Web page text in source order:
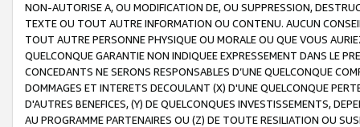
NON-AUTORISE A, OU MODIFICATION DE, OU SUPPRESSION,
TEXTE OU TOUT AUTRE INFORMATION OU CONTENU. AUCUN
TOUT AUTRE PERSONNE PHYSIQUE OU MORALE OU QUE VOUS
QUELCONQUE GARANTIE NON INDIQUEE EXPRESSEMENT DANS LE
CONCEDANTS NE SERONS RESPONSABLES D’UNE QUELCONQUE
DOMMAGES ET INTERETS DECOULANT (X) D'UNE QUELCONQUE
D'AUTRES BENEFICES, (Y) DE QUELCONQUES INVESTISSEMENTS,
AU PROGRAMME PARTENAIRES OU (Z) DE TOUTE RESILIATION OU